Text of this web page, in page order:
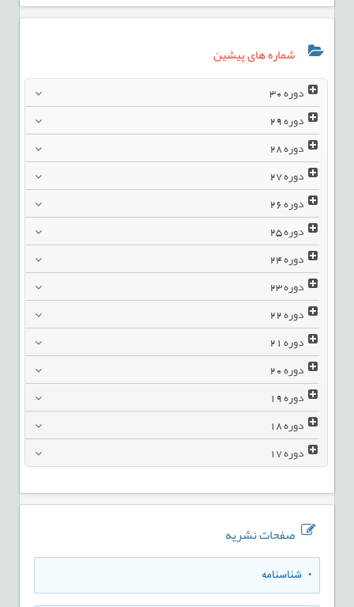
شماره های پیشین
دوره30
دوره29
دوره28
دوره27
دوره26
دوره25
دوره24
دوره23
دوره22
دوره21
دوره20
دوره19
دوره18
دوره17
صفحات نشریه
• شناسنامه